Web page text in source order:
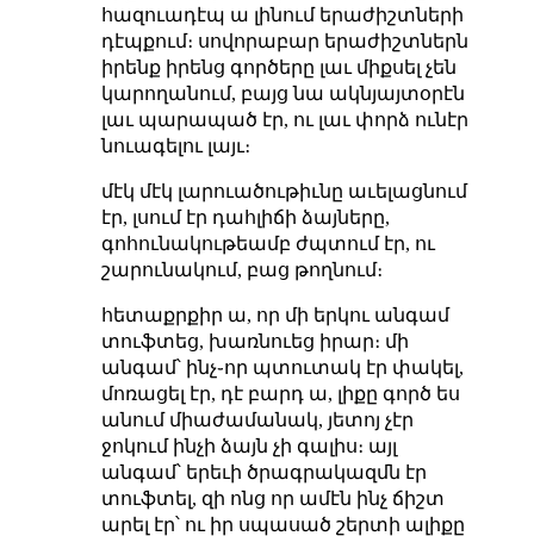
հազուադէպ ա լինում երաժիշտների
դէպքում։ սովորաբար երաժիշտներն
իրենք իրենց գործերը լաւ միքսել չեն
կարողանում, բայց նա ակնյայտօրէն
լաւ պարապած էր, ու լաւ փորձ ունէր
նուագելու լայւ։
մէկ մէկ լարուածութիւնը աւելացնում
էր, լսում էր դահլիճի ձայները,
գոհունակութեամբ ժպտում էր, ու
շարունակում, բաց թողնում։
հետաքրքիր ա, որ մի երկու անգամ
տուֆտեց, խառնուեց իրար։ մի
անգամ՝ ինչ֊որ պտուտակ էր փակել,
մոռացել էր, դէ բարդ ա, լիքը գործ ես
անում միաժամանակ, յետոյ չէր
ջոկում ինչի ձայն չի գալիս։ այլ
անգամ՝ երեւի ծրագրակազմն էր
տուֆտել, զի ոնց որ ամէն ինչ ճիշտ
արել էր՝ ու իր սպասած շերտի ալիքը